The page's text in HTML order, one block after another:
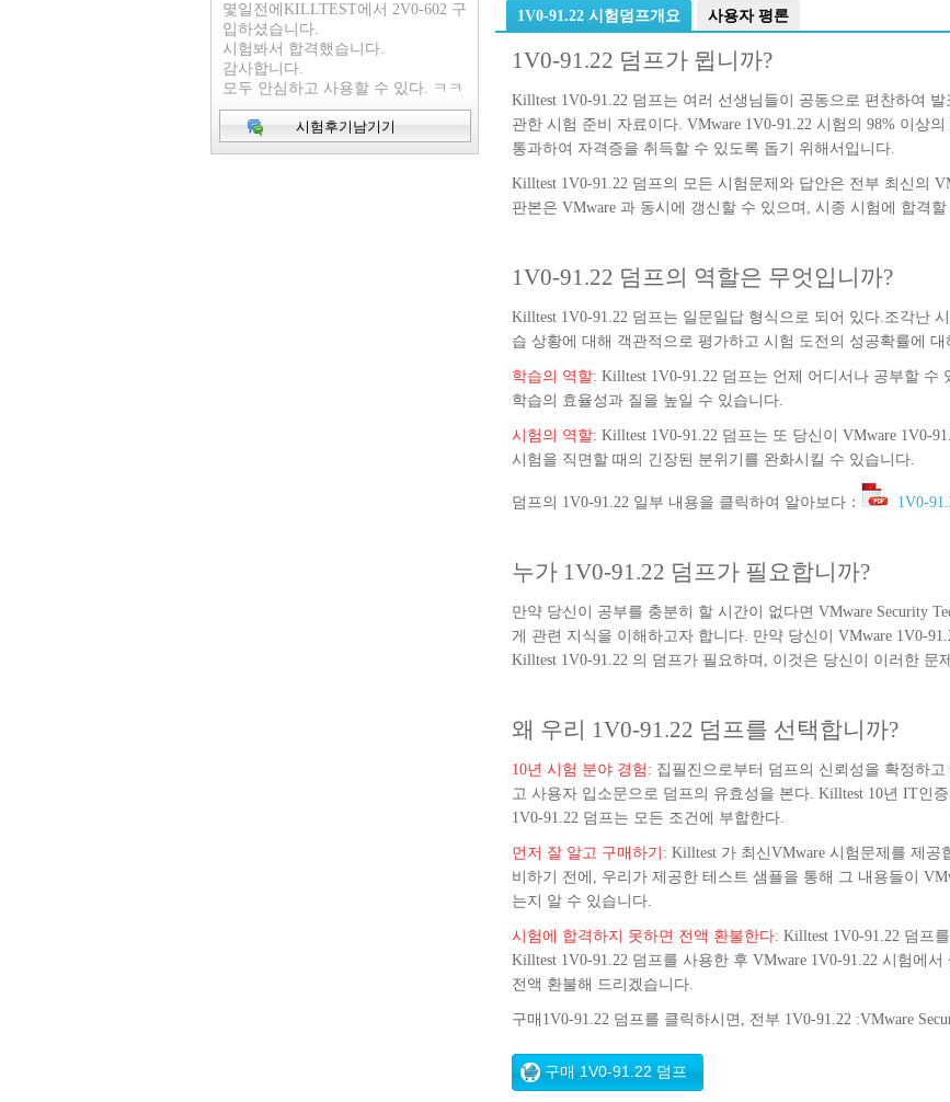
1V0-91.22 시험덤프개요 사용자 평론
1V0-91.22 덤프가 뮙니까?
Killtest 1V0-91.22 덤프는 여러 선생님들이 공동으로 편찬하여 발
관한 시험 준비 자료이다. VMware 1V0-91.22 시험의 98% 이상
통과하여 자격증을 취득할 수 있도록 돕기 위해서입니다.
Killtest 1V0-91.22 덤프의 모든 시험문제와 답안은 전부 최신의
판본은 VMware 과 동시에 갱신할 수 있으며, 시종 시험에 합격
1V0-91.22 덤프의 역할은 무엇입니까?
Killtest 1V0-91.22 덤프는 일문일답 형식으로 되어 있다.조각난
습 상황에 대해 객관적으로 평가하고 시험 도전의 성공확률에
학습의 역할: Killtest 1V0-91.22 덤프는 언제 어디서나 공부할 수
학습의 효율성과 질을 높일 수 있습니다.
시험의 역할: Killtest 1V0-91.22 덤프는 또 당신이 VMware 1V0-
시험을 직면할 때의 긴장된 분위기를 완화시킬 수 있습니다.
덤프의 1V0-91.22 일부 내용을 클릭하여 알아보다： 1V0-
누가 1V0-91.22 덤프가 필요합니까?
만약 당신이 공부를 충분히 할 시간이 없다면 VMware Security
게 관련 지식을 이해하고자 합니다. 만약 당신이 VMware 1V0-
Killtest 1V0-91.22 의 덤프가 필요하며, 이것은 당신이 이러한 문
왜 우리 1V0-91.22 덤프를 선택합니까?
10년 시험 분야 경험 : 집필진으로부터 덤프의 신뢰성을 확정하
고 사용자 입소문으로 덤프의 유효성을 본다. Killtest 10년 IT인
1V0-91.22 덤프는 모든 조건에 부합한다.
먼저 잘 알고 구매하기 : Killtest 가 최신VMware 시험문제를 제
비하기 전에, 우리가 제공한 테스트 샘플을 통해 그 내용들이
는지 알 수 있습니다.
시험에 합격하지 못하면 전액 환불한다: Killtest 1V0-91.22 덤프
Killtest 1V0-91.22 덤프를 사용한 후 VMware 1V0-91.22 시험에
전액 환불해 드리겠습니다.
구매1V0-91.22 덤프를 클릭하시면, 전부 1V0-91.22 :VMware
몇일전에KILLTEST에서 2V0-602 구
입하셨습니다.
시험봐서 합격했습니다.
감사합니다.
모두 안심하고 사용할 수 있다. ㅋㅋ